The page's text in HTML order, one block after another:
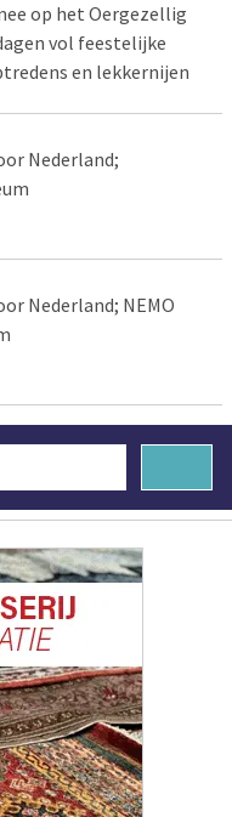
op het Oergezellig
vol feestelijke
en lekkernijen
Nederland;
Nederland; NEMO